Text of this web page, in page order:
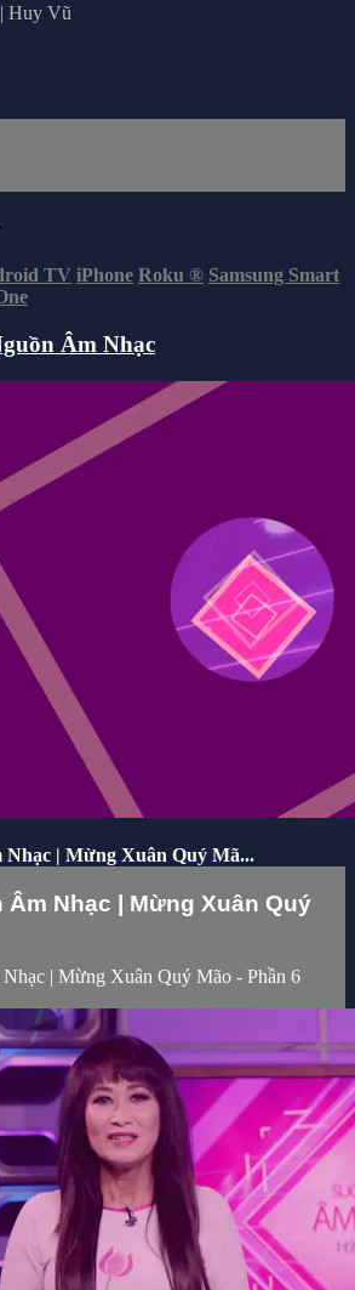
Huy Vũ
TV iPhone Roku ® Samsung Smart
Âm Nhạc
Nhạc | Mừng Xuân Quý Mã...
Âm Nhạc | Mừng Xuân Quý
| Mừng Xuân Quý Mão - Phần 6